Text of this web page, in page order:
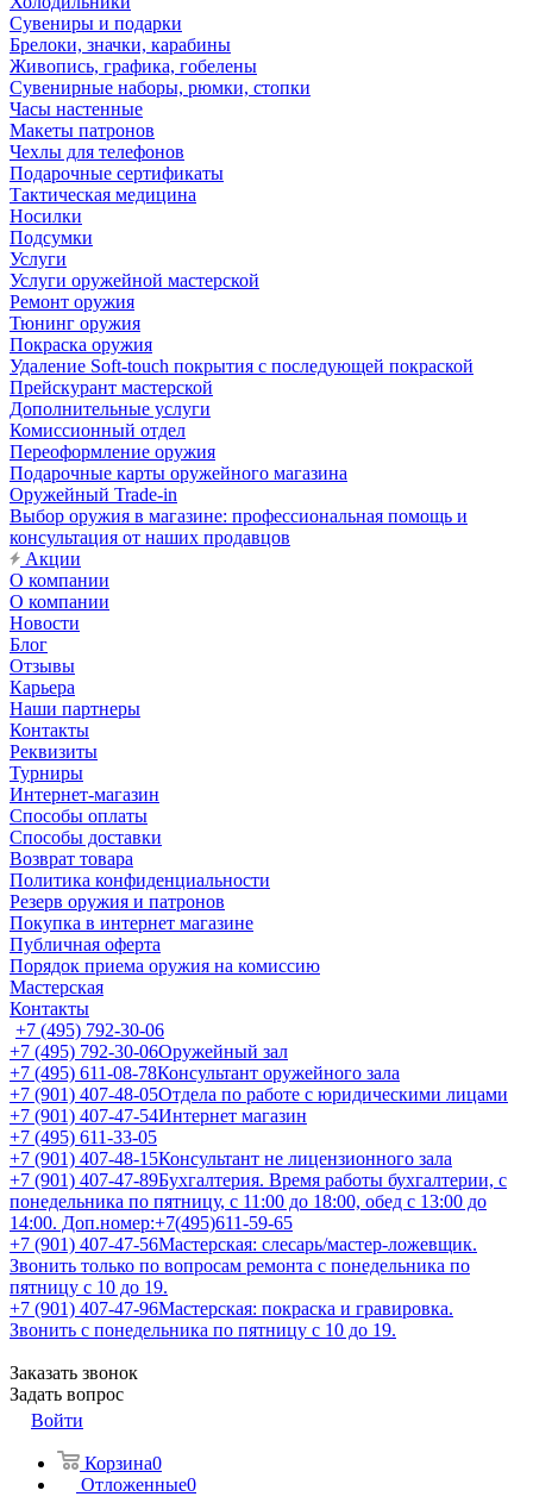
Сувениры и подарки
Брелоки, значки, карабины
Живопись, графика, гобелены
Сувенирные наборы, рюмки, стопки
Часы настенные
Макеты патронов
Чехлы для телефонов
Подарочные сертификаты
Тактическая медицина
Носилки
Подсумки
Услуги
Услуги оружейной мастерской
Ремонт оружия
Тюнинг оружия
Покраска оружия
Удаление Soft-touch покрытия с последующей покраской
Прейскурант мастерской
Дополнительные услуги
Комиссионный отдел
Переоформление оружия
Подарочные карты оружейного магазина
Оружейный Trade-in
Выбор оружия в магазине: профессиональная помощь и
консультация от наших продавцов
Акции
О компании
О компании
Новости
Блог
Отзывы
Карьера
Наши партнеры
Контакты
Реквизиты
Турниры
Интернет-магазин
Способы оплаты
Способы доставки
Возврат товара
Политика конфиденциальности
Резерв оружия и патронов
Покупка в интернет магазине
Публичная оферта
Порядок приема оружия на комиссию
Мастерская
Контакты
+7 (495) 792-30-06
+7 (495) 792-30-06Оружейный зал
+7 (495) 611-08-78Консультант оружейного зала
+7 (901) 407-48-05Отдела по работе с юридическими лицами
+7 (901) 407-47-54Интернет магазин
+7 (495) 611-33-05
+7 (901) 407-48-15Консультант не лицензионного зала
+7 (901) 407-47-89Бухгалтерия. Время работы бухгалтерии, с
понедельника по пятницу, с 11:00 до 18:00, обед с 13:00 до
14:00. Доп.номер:+7(495)611-59-65
+7 (901) 407-47-56Мастерская: слесарь/мастер-ложевщик.
Звонить только по вопросам ремонта с понедельника по
пятницу с 10 до 19.
+7 (901) 407-47-96Мастерская: покраска и гравировка.
Звонить с понедельника по пятницу с 10 до 19.
Заказать звонок
Задать вопрос
Войти
Корзина0
Отложенные0